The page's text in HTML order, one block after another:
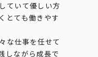
ていて優しい方
とても働きやす
な仕事を任せて
しながら成長で